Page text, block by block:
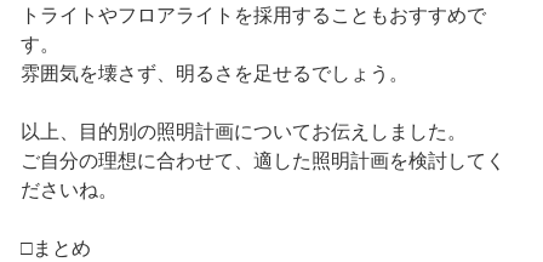
トライトやフロアライトを採用することもおすすめで
す。
雰囲気を壊さず、明るさを足せるでしょう。
以上、目的別の照明計画についてお伝えしました。
ご自分の理想に合わせて、適した照明計画を検討してく
ださいね。
□まとめ